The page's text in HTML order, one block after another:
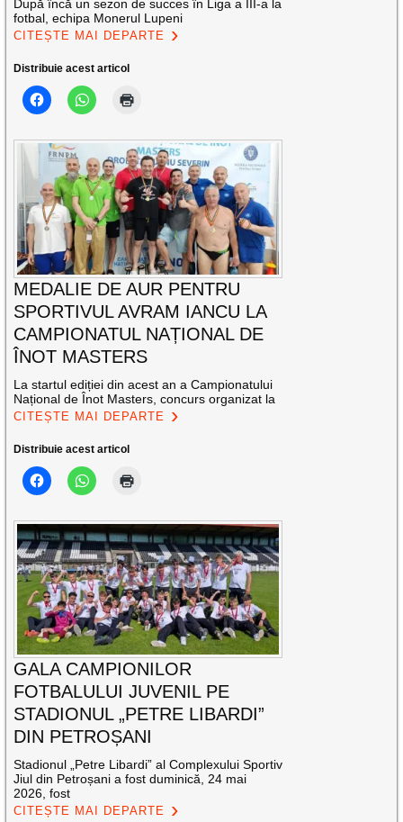
După încă un sezon de succes în Liga a III-a la
fotbal, echipa Monerul Lupeni
CITEȘTE MAI DEPARTE
Distribuie acest articol
MEDALIE DE AUR PENTRU
SPORTIVUL AVRAM IANCU LA
CAMPIONATUL NAȚIONAL DE
ÎNOT MASTERS
La startul ediției din acest an a Campionatului
Național de Înot Masters, concurs organizat la
CITEȘTE MAI DEPARTE
Distribuie acest articol
GALA CAMPIONILOR
FOTBALULUI JUVENIL PE
STADIONUL „PETRE LIBARDI”
DIN PETROȘANI
Stadionul „Petre Libardi” al Complexului Sportiv
Jiul din Petroșani a fost duminică, 24 mai
2026, fost
CITEȘTE MAI DEPARTE